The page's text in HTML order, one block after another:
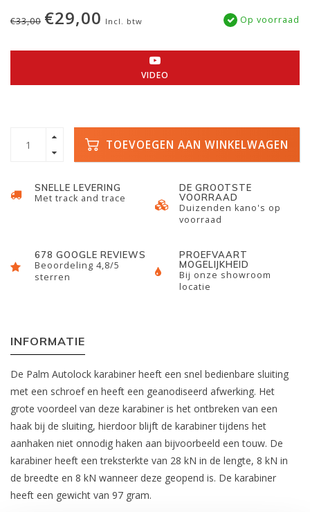
€33,00 €29,00 Incl. btw Op voorraad
VIDEO
TOEVOEGEN AAN WINKELWAGEN
SNELLE LEVERING
Met track and trace
DE GROOTSTE
VOORRAAD
Duizenden kano's op
voorraad
678 GOOGLE REVIEWS
Beoordeling 4,8/5
sterren
PROEFVAART
MOGELIJKHEID
Bij onze showroom
locatie
INFORMATIE
De Palm Autolock karabiner heeft een snel bedienbare sluiting
met een schroef en heeft een geanodiseerd afwerking. Het
grote voordeel van deze karabiner is het ontbreken van een
haak bij de sluiting, hierdoor blijft de karabiner tijdens het
aanhaken niet onnodig haken aan bijvoorbeeld een touw. De
karabiner heeft een treksterkte van 28 kN in de lengte, 8 kN in
de breedte en 8 kN wanneer deze geopend is. De karabiner
heeft een gewicht van 97 gram.